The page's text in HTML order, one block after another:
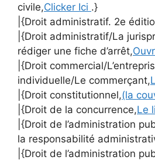
civile,Clicker Ici .}
|{Droit administratif. 2e
|{Droit administratif/La
rédiger une fiche d’arrêt,
|{Droit commercial/
individuelle/Le commerçant,
|{Droit constitutionnel,(la
|{Droit de la concurrence,Le
|{Droit de l’administration
la responsabilité
|{Droit de l’administration